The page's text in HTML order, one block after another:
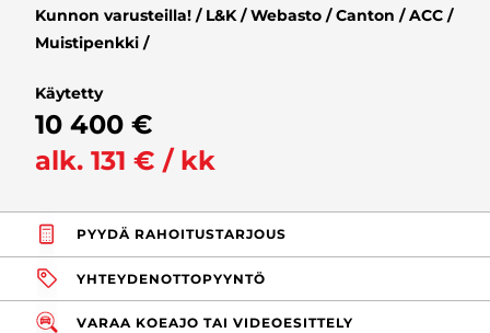
Kunnon varusteilla! / L&K / Webasto / Canton / ACC /
Muistipenkki /
Käytetty
10 400 €
alk. 131 € / kk
PYYDÄ RAHOITUSTARJOUS
YHTEYDENOTTOPYYNTÖ
VARAA KOEAJO TAI VIDEOESITTELY